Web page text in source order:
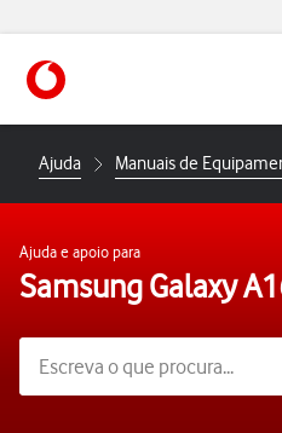
https://
Ajuda Manuais de
Ajuda e apoio para
Samsung Galaxy